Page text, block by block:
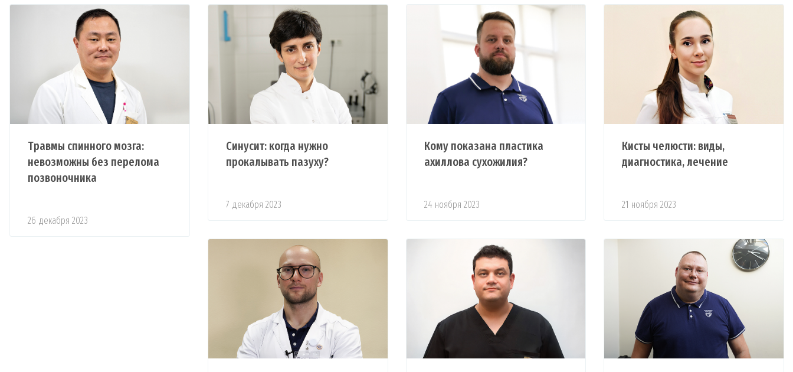
Травмы спинного мозга:
невозможны без перелома
позвоночника
26 декабря 2023
Синусит: когда нужно
прокалывать пазуху?
7 декабря 2023
Кому показана пластика
ахиллова сухожилия?
24 ноября 2023
Кисты челюсти: виды,
диагностика, лечение
21 ноября 2023